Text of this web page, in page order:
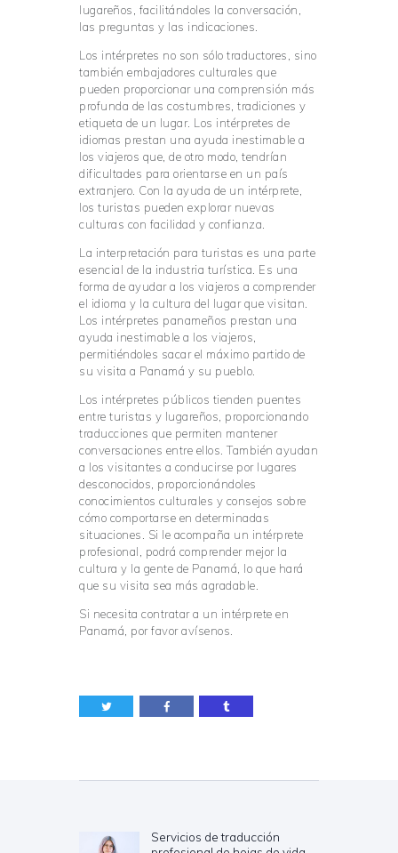
lugareños, facilitándoles la conversación,
las preguntas y las indicaciones.
Los intérpretes no son sólo traductores, sino
también embajadores culturales que
pueden proporcionar una comprensión más
profunda de las costumbres, tradiciones y
etiqueta de un lugar. Los intérpretes de
idiomas prestan una ayuda inestimable a
los viajeros que, de otro modo, tendrían
dificultades para orientarse en un país
extranjero. Con la ayuda de un intérprete,
los turistas pueden explorar nuevas
culturas con facilidad y confianza.
La interpretación para turistas es una parte
esencial de la industria turística. Es una
forma de ayudar a los viajeros a comprender
el idioma y la cultura del lugar que visitan.
Los intérpretes panameños prestan una
ayuda inestimable a los viajeros,
permitiéndoles sacar el máximo partido de
su visita a Panamá y su pueblo.
Los intérpretes públicos tienden puentes
entre turistas y lugareños, proporcionando
traducciones que permiten mantener
conversaciones entre ellos. También ayudan
a los visitantes a conducirse por lugares
desconocidos, proporcionándoles
conocimientos culturales y consejos sobre
cómo comportarse en determinadas
situaciones. Si le acompaña un intérprete
profesional, podrá comprender mejor la
cultura y la gente de Panamá, lo que hará
que su visita sea más agradable.
Si necesita contratar a un intérprete en
Panamá, por favor avísenos.
entradasPrevious
Servicios de traducción